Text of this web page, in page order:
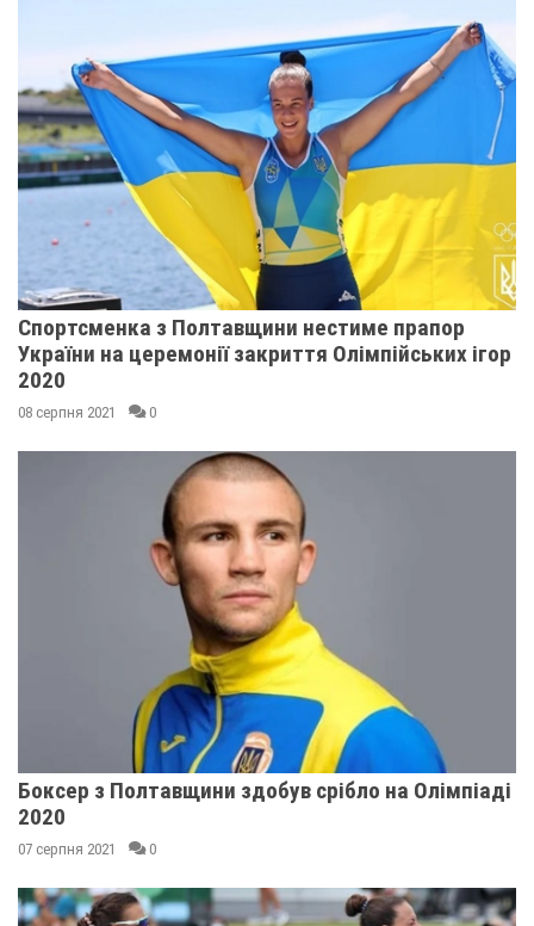
Спортсменка з Полтавщини нестиме прапор
України на церемонії закриття Олімпійських ігор
2020
08 серпня 2021 0
Боксер з Полтавщини здобув срібло на Олімпіаді
2020
07 серпня 2021 0